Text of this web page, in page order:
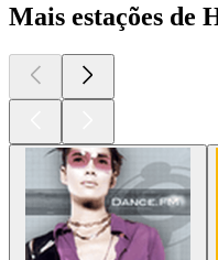
Mais estações de